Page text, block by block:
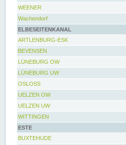
WEENER
Wachendorf
ELBESEITENKANAL
ARTLENBURG-ESK
BEVENSEN
LÜNEBURG OW
LÜNEBURG UW
OSLOSS
UELZEN OW
UELZEN UW
WITTINGEN
ESTE
BUXTEHUDE